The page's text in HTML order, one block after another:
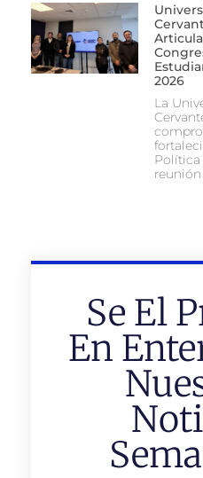
2026
La
Política
Se El
En